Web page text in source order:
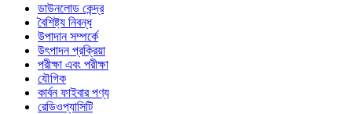
ডাউনলোড কেন্দ্র
বৈশিষ্ট্য নিবন্ধ
উপাদান সম্পর্কে
উৎপাদন প্রক্রিয়া
পরীক্ষা এবং পরীক্ষা
যৌগিক
কার্বন ফাইবার পণ্য
রেডিওপ্যাসিটি